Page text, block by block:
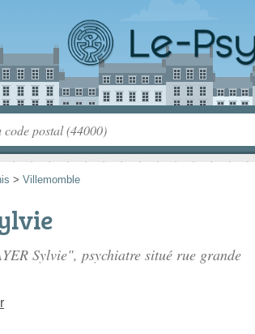
> Villemomble
Sylvie", psychiatre situé rue grande